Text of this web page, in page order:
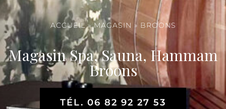
ACCUEIL»MAGASIN » BROONS
Magasin Spa, Sauna, Hammam
Broons
TÉL. 06 82 92 27 53